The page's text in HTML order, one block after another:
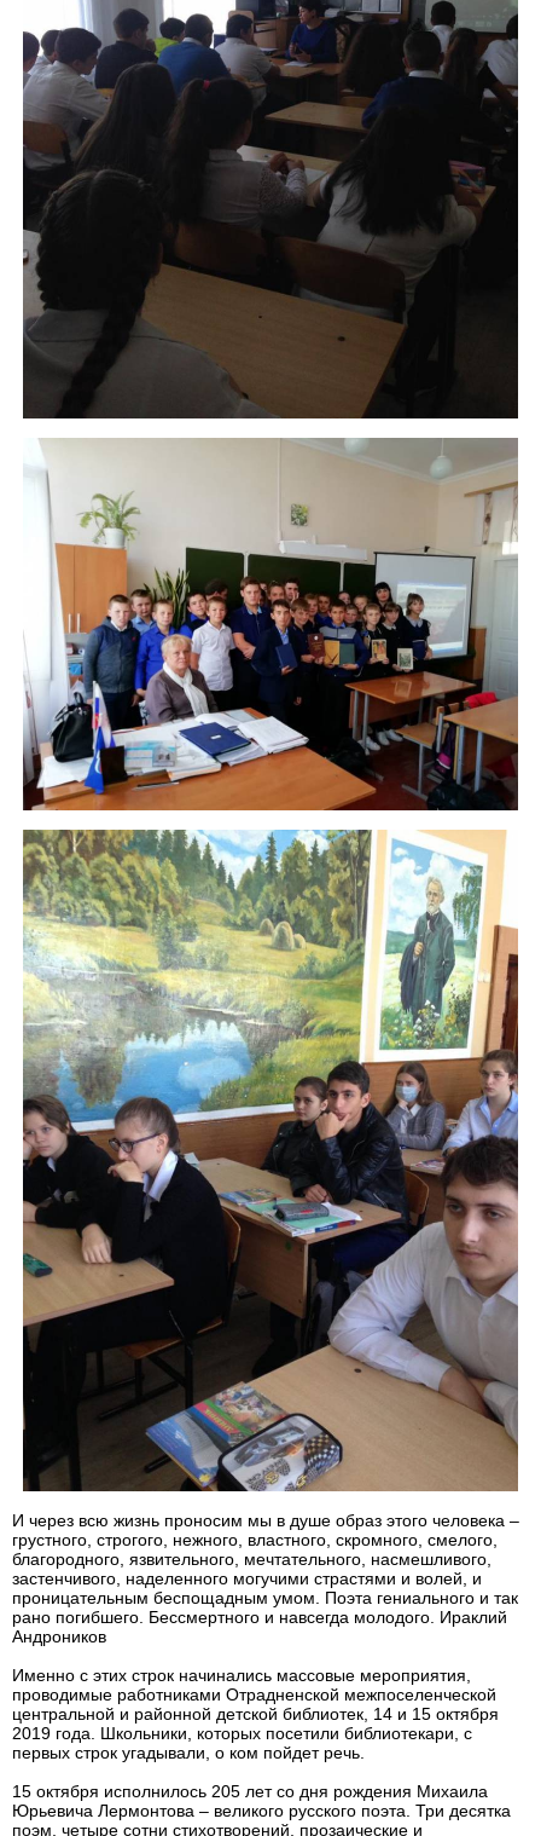
И через всю жизнь проносим мы в душе образ этого человека –
грустного, строгого, нежного, властного, скромного, смелого,
благородного, язвительного, мечтательного, насмешливого,
застенчивого, наделенного могучими страстями и волей, и
проницательным беспощадным умом. Поэта гениального и так
рано погибшего. Бессмертного и навсегда молодого. Ираклий
Андроников
Именно с этих строк начинались массовые мероприятия,
проводимые работниками Отрадненской межпоселенческой
центральной и районной детской библиотек, 14 и 15 октября
2019 года. Школьники, которых посетили библиотекари, с
первых строк угадывали, о ком пойдет речь.
15 октября исполнилось 205 лет со дня рождения Михаила
Юрьевича Лермонтова – великого русского поэта. Три десятка
поэм, четыре сотни стихотворений, прозаические и